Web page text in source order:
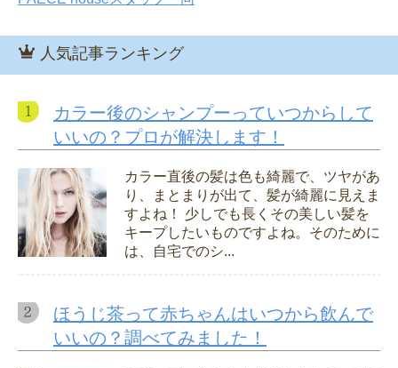
人気記事ランキング
カラー後のシャンプーっていつからして
いいの？プロが解決します！
カラー直後の髪は色も綺麗で、ツヤがあ
り、まとまりが出て、髪が綺麗に見えま
すよね！ 少しでも長くその美しい髪を
キープしたいものですよね。そのために
は、自宅でのシ...
ほうじ茶って赤ちゃんはいつから飲んで
いいの？調べてみました！